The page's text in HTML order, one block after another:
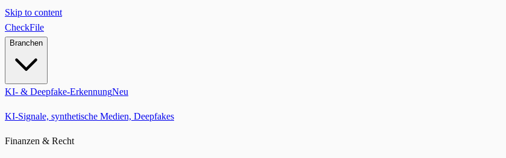
Skip to content
CheckFile
Branchen
KI- & Deepfake-ErkennungNeu
KI-Signale, synthetische Medien, Deepfakes
Finanzen & Recht